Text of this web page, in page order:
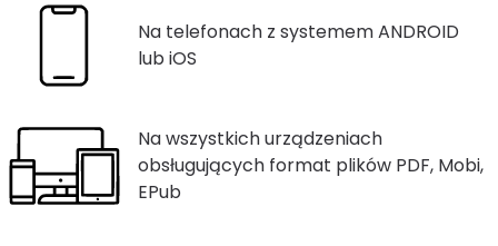
Na telefonach z systemem ANDROID
lub iOS
Na wszystkich urządzeniach
obsługujących format plików PDF, Mobi,
EPub